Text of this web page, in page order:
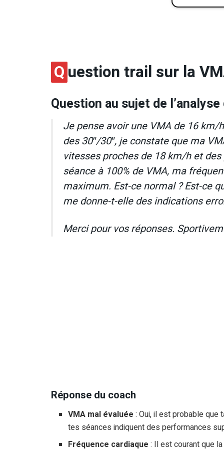
Question trail sur la
Question au sujet de
Je pense avoir une VMA de 16 km/
des 30″/30″, je constate que ma
vitesses proches de 18 km/h et
séance à 100% de VMA, ma
maximum. Est-ce normal ? Est-ce
me donne-t-elle des indications
Merci pour vos réponses.
Réponse du coach
VMA mal évaluée : Oui, il est probable
tes séances indiquent des performances
Fréquence cardiaque : Il est courant que